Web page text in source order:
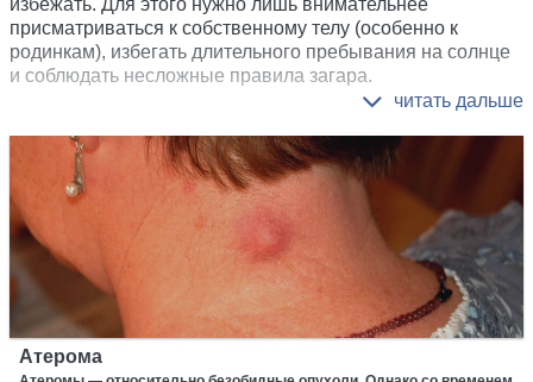
присматриваться к собственному телу (особенно к
родинкам), избегать длительного пребывания на солнце
и соблюдать несложные правила загара.
Атерома